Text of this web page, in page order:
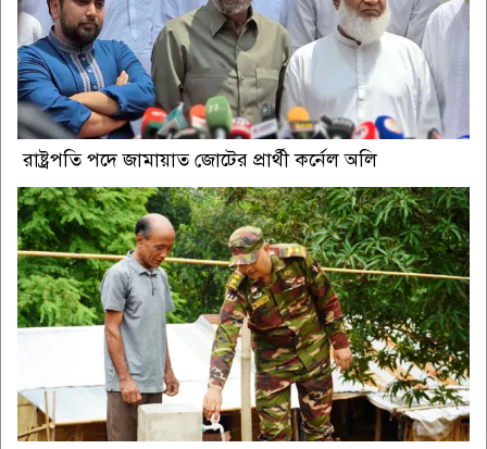
রাষ্ট্রপতি পদে জামায়াত জোটের প্রার্থী কর্নেল অলি